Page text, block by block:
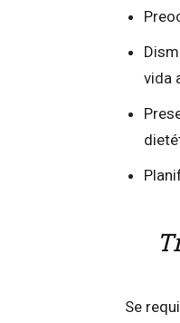
vida
Se